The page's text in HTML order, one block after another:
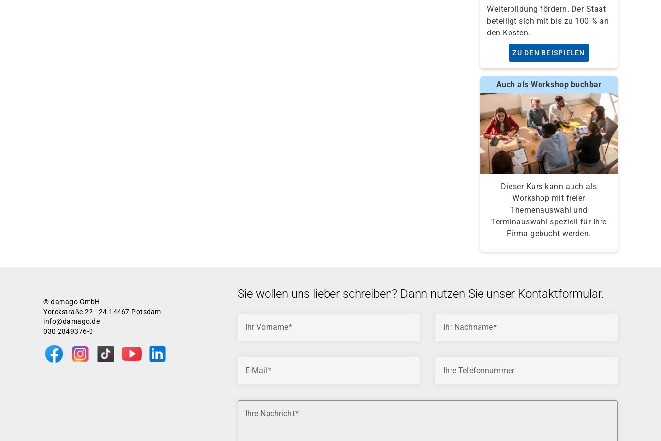
Weiterbildung fördern. Der Staat
beteiligt sich mit bis zu 100 % an
den Kosten.
ZU DEN BEISPIELEN
Auch als Workshop buchbar
Dieser Kurs kann auch als
Workshop mit freier
Themenauswahl und
Terminauswahl speziell für Ihre
Firma gebucht werden.
® damago GmbH
Yorckstraße 22 - 24 14467 Potsdam
info@damago.de
030 2849376-0
Sie wollen uns lieber schreiben? Dann nutzen Sie unser Kontaktformular.
Ihr Vorname Ihr Nachname
E-Mail Ihre Telefonnummer
Ihre Nachricht